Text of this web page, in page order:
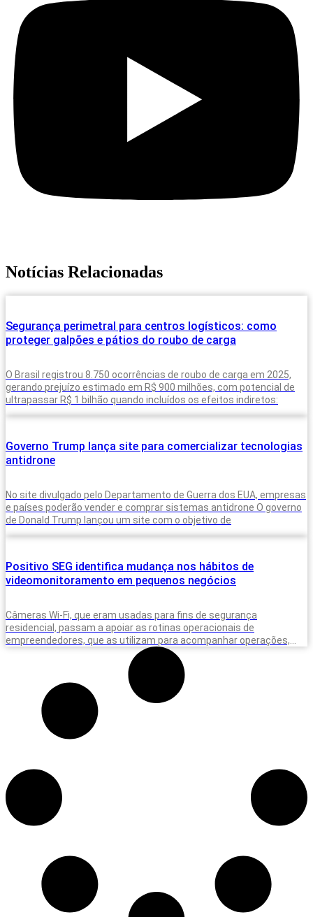
Notícias Relacionadas
Segurança perimetral para centros logísticos: como
proteger galpões e pátios do roubo de carga
O Brasil registrou 8.750 ocorrências de roubo de carga em 2025,
gerando prejuízo estimado em R$ 900 milhões, com potencial de
ultrapassar R$ 1 bilhão quando incluídos os efeitos indiretos:
Governo Trump lança site para comercializar tecnologias
antidrone
No site divulgado pelo Departamento de Guerra dos EUA, empresas
e países poderão vender e comprar sistemas antidrone O governo
de Donald Trump lançou um site com o objetivo de
Positivo SEG identifica mudança nos hábitos de
videomonitoramento em pequenos negócios
Câmeras Wi-Fi, que eram usadas para fins de segurança
residencial, passam a apoiar as rotinas operacionais de
empreendedores, que as utilizam para acompanhar operações,